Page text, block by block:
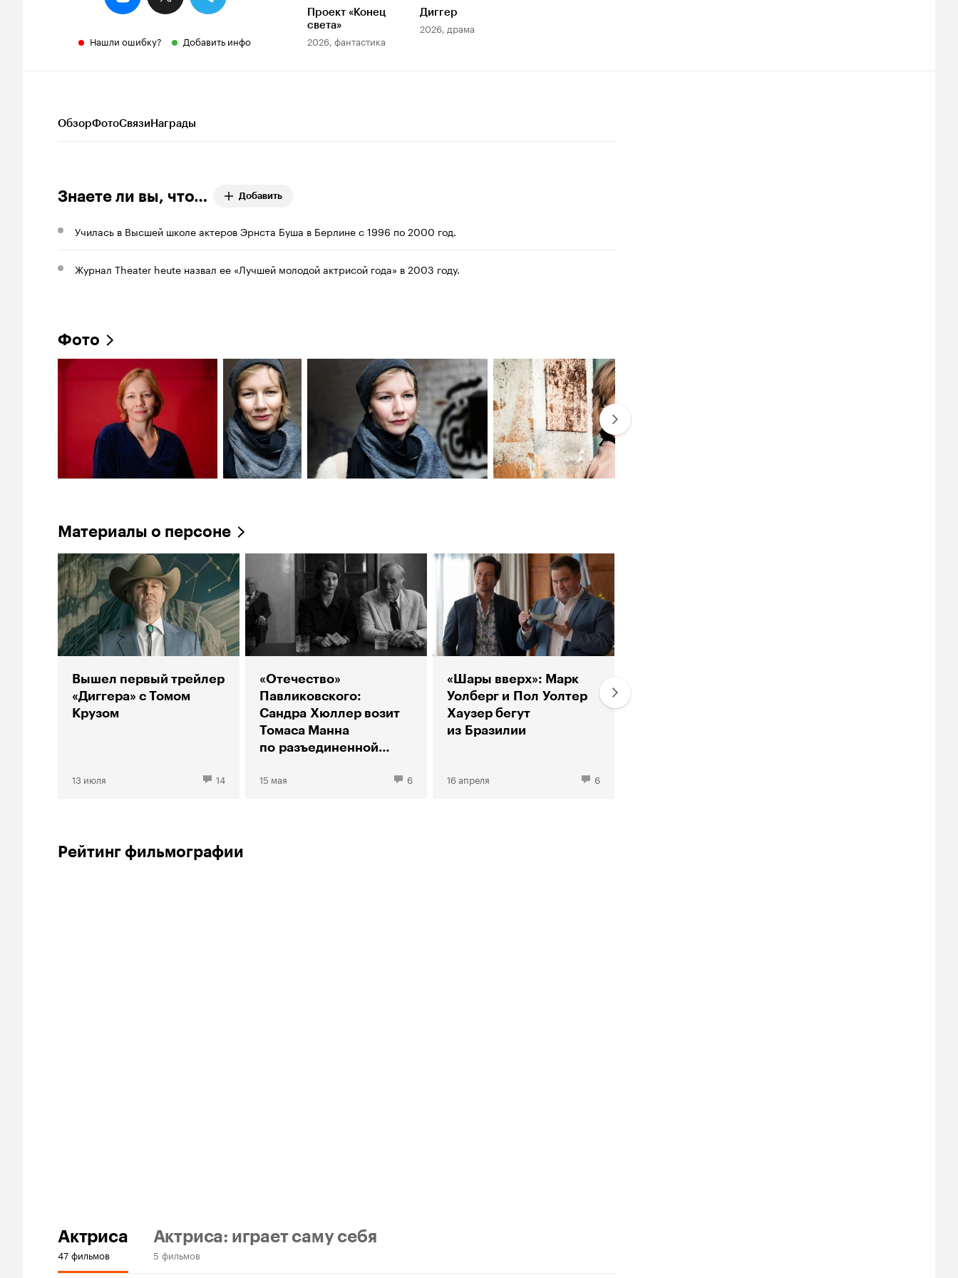
Нашли ошибку? Добавить инфо
Проект «Конец
света»
2026, фантастика
Диггер
2026, драма
ОбзорФотоСвязиНаграды
Знаете ли вы, что… Добавить
Училась в Высшей школе актеров Эрнста Буша в Берлине с 1996 по 2000 год.
Журнал Theater heute назвал ее «Лучшей молодой актрисой года» в 2003 году.
Фото
Материалы о персоне
Вышел первый трейлер
«Диггера» с Томом
Крузом
13 июля 14
«Отечество»
Павликовского:
Сандра Хюллер возит
Томаса Манна
по разъединенной
15 мая 6
«Шары вверх»: Марк
Уолберг и Пол Уолтер
Хаузер бегут
из Бразилии
16 апреля 6
Рейтинг фильмографии
Актриса
47 фильмов
Актриса: играет саму себя
5 фильмов